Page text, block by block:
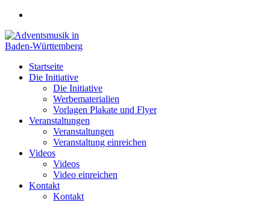
Zum
springen
Startseite
Die Initiative
Die Initiative
Werbematerialien
Vorlagen Plakate und Flyer
Veranstaltungen
Veranstaltungen
Veranstaltung einreichen
Videos
Videos
Video einreichen
Kontakt
Kontakt